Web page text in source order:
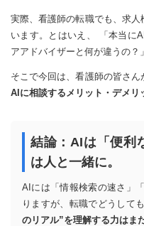
実際、看護師の転職でも、求
います。とはいえ、 「本当に
アアドバイザーと何が違うの？
そこで今回は、看護師の皆さん
AIに相談するメリット・デメリ
結論：AIは「便利
は人と一緒に。
AIには「情報検索の速さ」
りますが、転職でどうして
のリアル”を理解する力はま